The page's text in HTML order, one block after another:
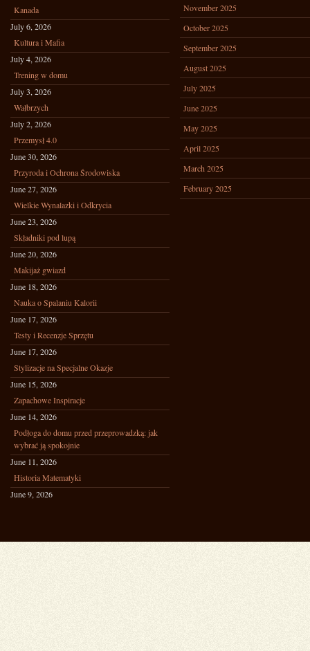
Kanada
July 6, 2026
Kultura i Mafia
July 4, 2026
Trening w domu
July 3, 2026
Wałbrzych
July 2, 2026
Przemysł 4.0
June 30, 2026
Przyroda i Ochrona Środowiska
June 27, 2026
Wielkie Wynalazki i Odkrycia
June 23, 2026
Składniki pod lupą
June 20, 2026
Makijaż gwiazd
June 18, 2026
Nauka o Spalaniu Kalorii
June 17, 2026
Testy i Recenzje Sprzętu
June 17, 2026
Stylizacje na Specjalne Okazje
June 15, 2026
Zapachowe Inspiracje
June 14, 2026
Podłoga do domu przed przeprowadzką: jak
wybrać ją spokojnie
June 11, 2026
Historia Matematyki
June 9, 2026
November 2025
October 2025
September 2025
August 2025
July 2025
June 2025
May 2025
April 2025
March 2025
February 2025